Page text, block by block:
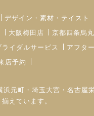
デザイン・素材・テイスト
大阪梅田店 京都四条烏
ライダルサービス アフタ
店予約
町・埼玉大宮・名古屋
えています。